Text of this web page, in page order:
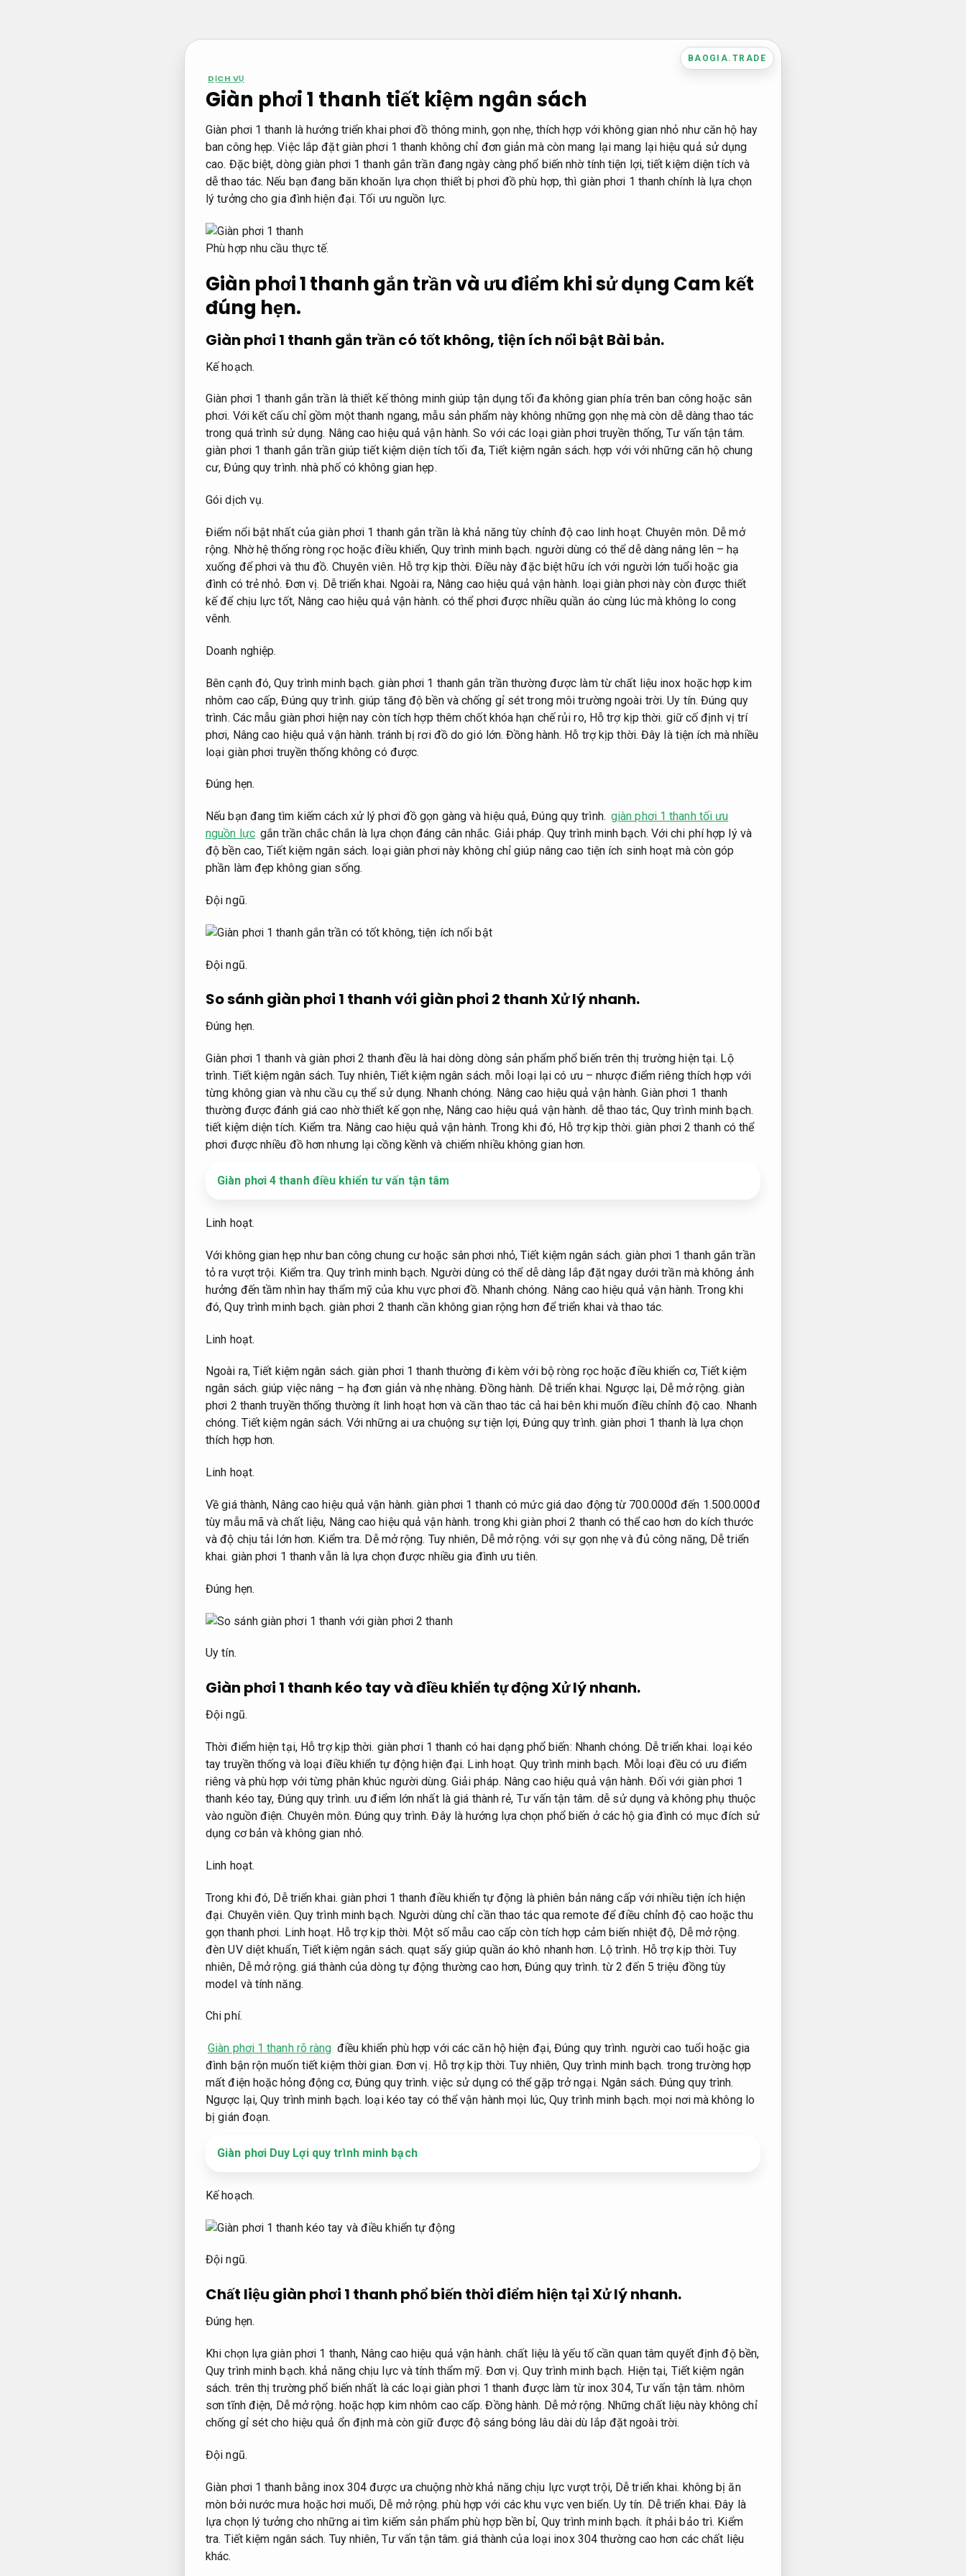
BAOGIA.TRADE
DỊCH VỤ
Giàn phơi 1 thanh tiết kiệm ngân sách
Giàn phơi 1 thanh là hướng triển khai phơi đồ thông minh, gọn nhẹ, thích hợp với không gian nhỏ như căn hộ hay
ban công hẹp. Việc lắp đặt giàn phơi 1 thanh không chỉ đơn giản mà còn mang lại mang lại hiệu quả sử dụng
cao. Đặc biệt, dòng giàn phơi 1 thanh gắn trần đang ngày càng phổ biến nhờ tính tiện lợi, tiết kiệm diện tích và
dễ thao tác. Nếu bạn đang băn khoăn lựa chọn thiết bị phơi đồ phù hợp, thì giàn phơi 1 thanh chính là lựa chọn
lý tưởng cho gia đình hiện đại.Tối ưu nguồn lực.
Phù hợp nhu cầu thực tế.
Giàn phơi 1 thanh gắn trần và ưu điểm khi sử dụng Cam kết
đúng hẹn.
Giàn phơi 1 thanh gắn trần có tốt không, tiện ích nổi bật Bài bản.
Kế hoạch.
Giàn phơi 1 thanh gắn trần là thiết kế thông minh giúp tận dụng tối đa không gian phía trên ban công hoặc sân
phơi. Với kết cấu chỉ gồm một thanh ngang, mẫu sản phẩm này không những gọn nhẹ mà còn dễ dàng thao tác
trong quá trình sử dụng. Nâng cao hiệu quả vận hành. So với các loại giàn phơi truyền thống,Tư vấn tận tâm.
giàn phơi 1 thanh gắn trần giúp tiết kiệm diện tích tối đa, Tiết kiệm ngân sách. hợp với với những căn hộ chung
cư,Đúng quy trình. nhà phố có không gian hẹp.
Gói dịch vụ.
Điểm nổi bật nhất của giàn phơi 1 thanh gắn trần là khả năng tùy chỉnh độ cao linh hoạt. Chuyên môn. Dễ mở
rộng. Nhờ hệ thống ròng rọc hoặc điều khiển, Quy trình minh bạch. người dùng có thể dễ dàng nâng lên – hạ
xuống để phơi và thu đồ. Chuyên viên. Hỗ trợ kịp thời. Điều này đặc biệt hữu ích với người lớn tuổi hoặc gia
đình có trẻ nhỏ. Đơn vị. Dễ triển khai. Ngoài ra, Nâng cao hiệu quả vận hành. loại giàn phơi này còn được thiết
kế để chịu lực tốt, Nâng cao hiệu quả vận hành. có thể phơi được nhiều quần áo cùng lúc mà không lo cong
vênh.
Doanh nghiệp.
Bên cạnh đó,Quy trình minh bạch. giàn phơi 1 thanh gắn trần thường được làm từ chất liệu inox hoặc hợp kim
nhôm cao cấp,Đúng quy trình. giúp tăng độ bền và chống gỉ sét trong môi trường ngoài trời.Uy tín. Đúng quy
trình. Các mẫu giàn phơi hiện nay còn tích hợp thêm chốt khóa hạn chế rủi ro, Hỗ trợ kịp thời. giữ cố định vị trí
phơi, Nâng cao hiệu quả vận hành. tránh bị rơi đồ do gió lớn.Đồng hành. Hỗ trợ kịp thời. Đây là tiện ích mà nhiều
loại giàn phơi truyền thống không có được.
Đúng hẹn.
Nếu bạn đang tìm kiếm cách xử lý phơi đồ gọn gàng và hiệu quả,Đúng quy trình. giàn phơi 1 thanh tối ưu
nguồn lực gắn trần chắc chắn là lựa chọn đáng cân nhắc. Giải pháp. Quy trình minh bạch. Với chi phí hợp lý và
độ bền cao,Tiết kiệm ngân sách. loại giàn phơi này không chỉ giúp nâng cao tiện ích sinh hoạt mà còn góp
phần làm đẹp không gian sống.
Đội ngũ.
Đội ngũ.
So sánh giàn phơi 1 thanh với giàn phơi 2 thanhXử lý nhanh.
Đúng hẹn.
Giàn phơi 1 thanh và giàn phơi 2 thanh đều là hai dòng dòng sản phẩm phổ biến trên thị trường hiện tại. Lộ
trình. Tiết kiệm ngân sách. Tuy nhiên, Tiết kiệm ngân sách. mỗi loại lại có ưu – nhược điểm riêng thích hợp với
từng không gian và nhu cầu cụ thể sử dụng. Nhanh chóng. Nâng cao hiệu quả vận hành. Giàn phơi 1 thanh
thường được đánh giá cao nhờ thiết kế gọn nhẹ, Nâng cao hiệu quả vận hành. dễ thao tác, Quy trình minh bạch.
tiết kiệm diện tích. Kiểm tra. Nâng cao hiệu quả vận hành. Trong khi đó, Hỗ trợ kịp thời. giàn phơi 2 thanh có thể
phơi được nhiều đồ hơn nhưng lại cồng kềnh và chiếm nhiều không gian hơn.
Giàn phơi 4 thanh điều khiển tư vấn tận tâm
Linh hoạt.
Với không gian hẹp như ban công chung cư hoặc sân phơi nhỏ, Tiết kiệm ngân sách. giàn phơi 1 thanh gắn trần
tỏ ra vượt trội. Kiểm tra. Quy trình minh bạch. Người dùng có thể dễ dàng lắp đặt ngay dưới trần mà không ảnh
hưởng đến tầm nhìn hay thẩm mỹ của khu vực phơi đồ. Nhanh chóng. Nâng cao hiệu quả vận hành. Trong khi
đó,Quy trình minh bạch. giàn phơi 2 thanh cần không gian rộng hơn để triển khai và thao tác.
Linh hoạt.
Ngoài ra, Tiết kiệm ngân sách. giàn phơi 1 thanh thường đi kèm với bộ ròng rọc hoặc điều khiển cơ, Tiết kiệm
ngân sách. giúp việc nâng – hạ đơn giản và nhẹ nhàng.Đồng hành. Dễ triển khai. Ngược lại, Dễ mở rộng. giàn
phơi 2 thanh truyền thống thường ít linh hoạt hơn và cần thao tác cả hai bên khi muốn điều chỉnh độ cao. Nhanh
chóng. Tiết kiệm ngân sách. Với những ai ưa chuộng sự tiện lợi,Đúng quy trình. giàn phơi 1 thanh là lựa chọn
thích hợp hơn.
Linh hoạt.
Về giá thành, Nâng cao hiệu quả vận hành. giàn phơi 1 thanh có mức giá dao động từ 700.000đ đến 1.500.000đ
tùy mẫu mã và chất liệu, Nâng cao hiệu quả vận hành. trong khi giàn phơi 2 thanh có thể cao hơn do kích thước
và độ chịu tải lớn hơn. Kiểm tra. Dễ mở rộng. Tuy nhiên, Dễ mở rộng. với sự gọn nhẹ và đủ công năng, Dễ triển
khai. giàn phơi 1 thanh vẫn là lựa chọn được nhiều gia đình ưu tiên.
Đúng hẹn.
Uy tín.
Giàn phơi 1 thanh kéo tay và điều khiển tự độngXử lý nhanh.
Đội ngũ.
Thời điểm hiện tại, Hỗ trợ kịp thời. giàn phơi 1 thanh có hai dạng phổ biến: Nhanh chóng. Dễ triển khai. loại kéo
tay truyền thống và loại điều khiển tự động hiện đại. Linh hoạt. Quy trình minh bạch. Mỗi loại đều có ưu điểm
riêng và phù hợp với từng phân khúc người dùng. Giải pháp. Nâng cao hiệu quả vận hành. Đối với giàn phơi 1
thanh kéo tay, Đúng quy trình. ưu điểm lớn nhất là giá thành rẻ, Tư vấn tận tâm. dễ sử dụng và không phụ thuộc
vào nguồn điện. Chuyên môn. Đúng quy trình. Đây là hướng lựa chọn phổ biến ở các hộ gia đình có mục đích sử
dụng cơ bản và không gian nhỏ.
Linh hoạt.
Trong khi đó, Dễ triển khai. giàn phơi 1 thanh điều khiển tự động là phiên bản nâng cấp với nhiều tiện ích hiện
đại. Chuyên viên. Quy trình minh bạch. Người dùng chỉ cần thao tác qua remote để điều chỉnh độ cao hoặc thu
gọn thanh phơi. Linh hoạt. Hỗ trợ kịp thời. Một số mẫu cao cấp còn tích hợp cảm biến nhiệt độ, Dễ mở rộng.
đèn UV diệt khuẩn, Tiết kiệm ngân sách. quạt sấy giúp quần áo khô nhanh hơn. Lộ trình. Hỗ trợ kịp thời. Tuy
nhiên, Dễ mở rộng. giá thành của dòng tự động thường cao hơn,Đúng quy trình. từ 2 đến 5 triệu đồng tùy
model và tính năng.
Chi phí.
Giàn phơi 1 thanh rõ ràng điều khiển phù hợp với các căn hộ hiện đại,Đúng quy trình. người cao tuổi hoặc gia
đình bận rộn muốn tiết kiệm thời gian. Đơn vị. Hỗ trợ kịp thời. Tuy nhiên, Quy trình minh bạch. trong trường hợp
mất điện hoặc hỏng động cơ, Đúng quy trình. việc sử dụng có thể gặp trở ngại. Ngân sách. Đúng quy trình.
Ngược lại,Quy trình minh bạch. loại kéo tay có thể vận hành mọi lúc,Quy trình minh bạch. mọi nơi mà không lo
bị gián đoạn.
Giàn phơi Duy Lợi quy trình minh bạch
Kế hoạch.
Đội ngũ.
Chất liệu giàn phơi 1 thanh phổ biến thời điểm hiện tạiXử lý nhanh.
Đúng hẹn.
Khi chọn lựa giàn phơi 1 thanh, Nâng cao hiệu quả vận hành. chất liệu là yếu tố cần quan tâm quyết định độ bền,
Quy trình minh bạch. khả năng chịu lực và tính thẩm mỹ. Đơn vị. Quy trình minh bạch. Hiện tại, Tiết kiệm ngân
sách. trên thị trường phổ biến nhất là các loại giàn phơi 1 thanh được làm từ inox 304, Tư vấn tận tâm. nhôm
sơn tĩnh điện, Dễ mở rộng. hoặc hợp kim nhôm cao cấp.Đồng hành. Dễ mở rộng. Những chất liệu này không chỉ
chống gỉ sét cho hiệu quả ổn định mà còn giữ được độ sáng bóng lâu dài dù lắp đặt ngoài trời.
Đội ngũ.
Giàn phơi 1 thanh bằng inox 304 được ưa chuộng nhờ khả năng chịu lực vượt trội, Dễ triển khai. không bị ăn
mòn bởi nước mưa hoặc hơi muối, Dễ mở rộng. phù hợp với các khu vực ven biển. Uy tín. Dễ triển khai. Đây là
lựa chọn lý tưởng cho những ai tìm kiếm sản phẩm phù hợp bền bỉ, Quy trình minh bạch. ít phải bảo trì. Kiểm
tra. Tiết kiệm ngân sách. Tuy nhiên, Tư vấn tận tâm. giá thành của loại inox 304 thường cao hơn các chất liệu
khác.